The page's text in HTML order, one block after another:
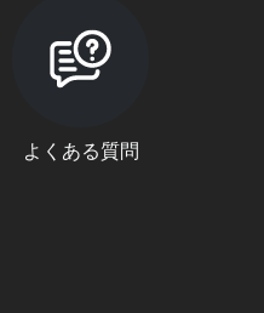
よくある質問